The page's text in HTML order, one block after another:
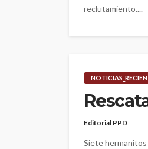
reclutamiento....
Editorial PPD
Siete hermanitos